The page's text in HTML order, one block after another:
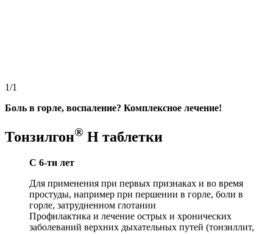
1/1
Боль в горле, воспаление? Комплексное лечение!
Тонзилгон® Н таблетки
С 6-ти лет
Для применения при первых признаках и во время
простуды, например при першении в горле, боли в
горле, затрудненном глотании
Профилактика и лечение острых и хронических
заболеваний верхних дыхательных путей (тонзиллит,